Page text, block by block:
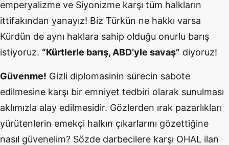
emperyalizme ve Siyonizme karşı tüm halkların
ittifakından yanayız! Biz Türkün ne hakkı varsa
Kürdün de aynı haklara sahip olduğu onurlu barış
istiyoruz. “Kürtlerle barış, ABD’yle savaş” diyoruz!
Güvenme! Gizli diplomasinin sürecin sabote
edilmesine karşı bir emniyet tedbiri olarak sunulması
aklımızla alay edilmesidir. Gözlerden ırak pazarlıkları
yürütenlerin emekçi halkın çıkarlarını gözettiğine
nasıl güvenelim? Sözde darbecilere karşı OHAL ilan